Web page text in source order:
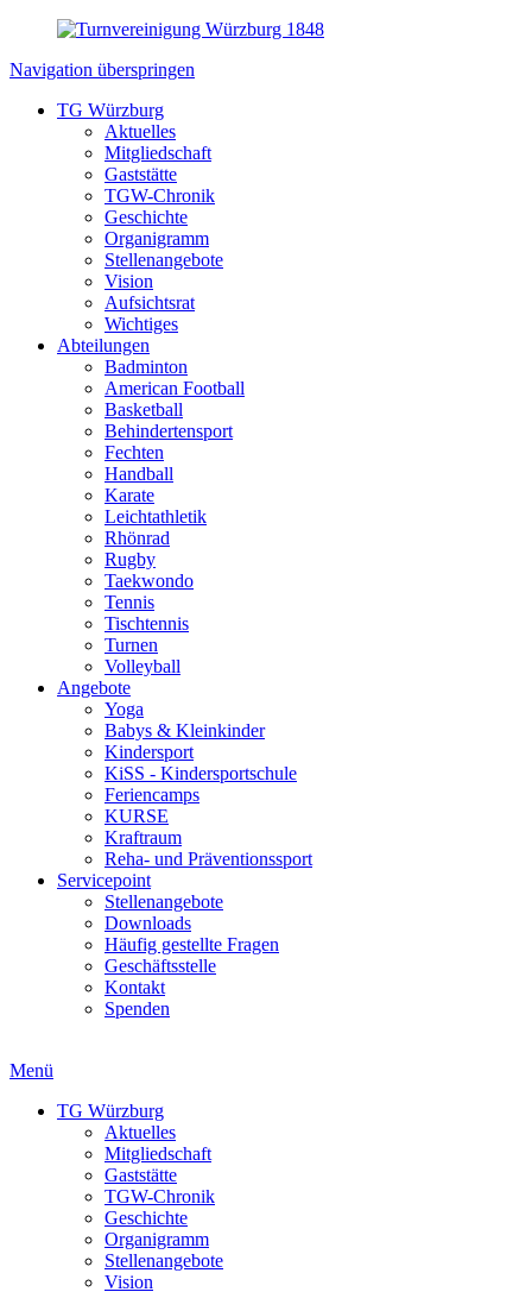
Navigation überspringen
TG Würzburg
Aktuelles
Mitgliedschaft
Gaststätte
TGW-Chronik
Geschichte
Organigramm
Stellenangebote
Vision
Aufsichtsrat
Wichtiges
Abteilungen
Badminton
American Football
Basketball
Behindertensport
Fechten
Handball
Karate
Leichtathletik
Rhönrad
Rugby
Taekwondo
Tennis
Tischtennis
Turnen
Volleyball
Angebote
Yoga
Babys & Kleinkinder
Kindersport
KiSS - Kindersportschule
Feriencamps
KURSE
Kraftraum
Reha- und Präventionssport
Servicepoint
Stellenangebote
Downloads
Häufig gestellte Fragen
Geschäftsstelle
Kontakt
Spenden
Menü
TG Würzburg
Aktuelles
Mitgliedschaft
Gaststätte
TGW-Chronik
Geschichte
Organigramm
Stellenangebote
Vision